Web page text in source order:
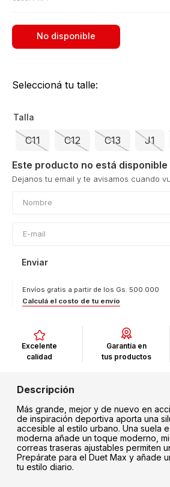
No disponible
Seleccioná tu talle:
Talla
C11 C12 C13 J1
Este producto no está
Enviar
Envíos gratis a partir de los Gs. 500.000
Calculá el costo de tu envío
Excelente
calidad
Garantía en
tus productos
Más grande, mejor y de nuevo en
de inspiración deportiva aporta una
accesible al estilo urbano. Una suela
moderna añade un toque moderno,
correas traseras ajustables permiten
Prepárate para el Duet Max y añade
tu estilo diario.